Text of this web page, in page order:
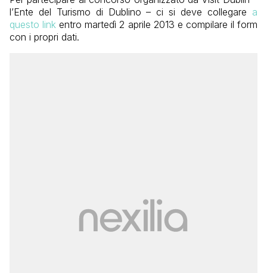
l’Ente del Turismo di Dublino – ci si deve collegare a
questo link entro martedì 2 aprile 2013 e compilare il form
con i propri dati.